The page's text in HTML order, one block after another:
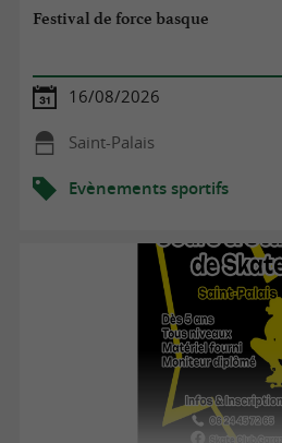
Festival de force basque
16/08/2026
Saint-Palais
Evènements sportifs